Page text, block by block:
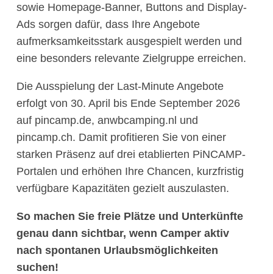
sowie Homepage-Banner, Buttons and Display-
Ads sorgen dafür, dass Ihre Angebote
aufmerksamkeitsstark ausgespielt werden und
eine besonders relevante Zielgruppe erreichen.
Die Ausspielung der Last-Minute Angebote
erfolgt von 30. April bis Ende September 2026
auf pincamp.de, anwbcamping.nl und
pincamp.ch. Damit profitieren Sie von einer
starken Präsenz auf drei etablierten PiNCAMP-
Portalen und erhöhen Ihre Chancen, kurzfristig
verfügbare Kapazitäten gezielt auszulasten.
So machen Sie freie Plätze und Unterkünfte
genau dann sichtbar, wenn Camper aktiv
nach spontanen Urlaubsmöglichkeiten
suchen!